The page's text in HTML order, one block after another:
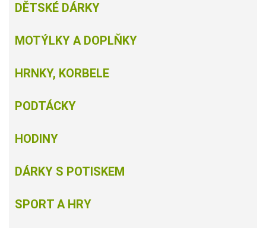
DĚTSKÉ DÁRKY
MOTÝLKY A DOPLŇKY
HRNKY, KORBELE
PODTÁCKY
HODINY
DÁRKY S POTISKEM
SPORT A HRY